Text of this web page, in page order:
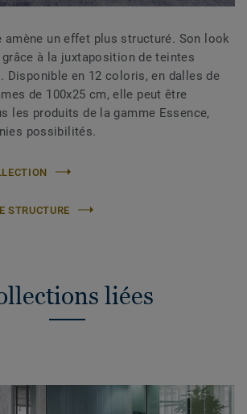
amène un effet plus structuré. Son look
à la juxtaposition de teintes
Disponible en 12 coloris, en dalles de
de 100x25 cm, elle peut être
les produits de la gamme Essence,
possibilités.
STRUCTURE
liées